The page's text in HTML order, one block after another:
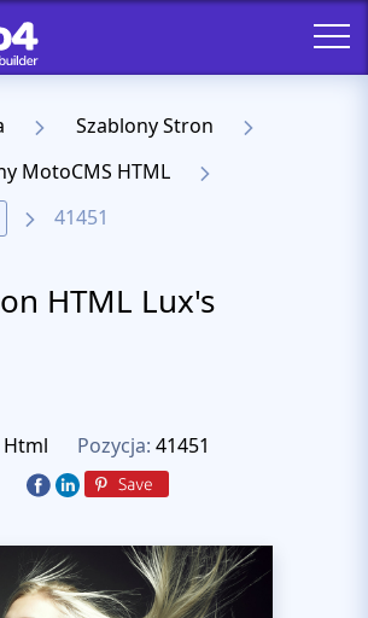
Szablony Stron
MotoCMS HTML
41451
HTML Lux's
Html Pozycja: 41451